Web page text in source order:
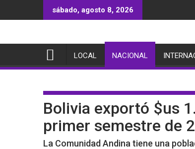
al
sábado, agosto 8, 2026
LOCAL NACIONAL
Bolivia exportó $us
primer semestre de
La Comunidad Andina tiene una